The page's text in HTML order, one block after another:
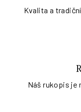
Kvalita a
Náš rukopis je